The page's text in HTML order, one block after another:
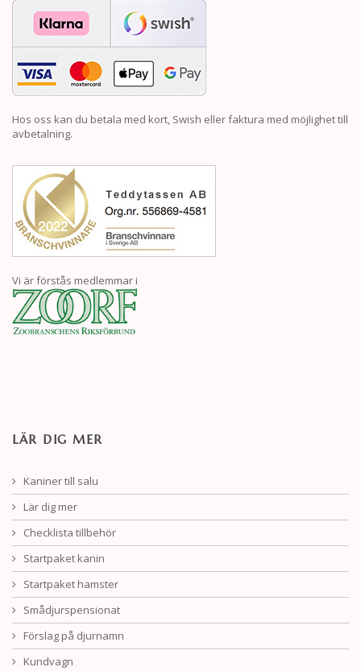
Hos oss kan du betala med kort, Swish eller faktura med möjlighet till
avbetalning.
Vi är förstås medlemmar i
LÄR DIG MER
Kaniner till salu
Lär dig mer
Checklista tillbehör
Startpaket kanin
Startpaket hamster
Smådjurspensionat
Förslag på djurnamn
Kundvagn